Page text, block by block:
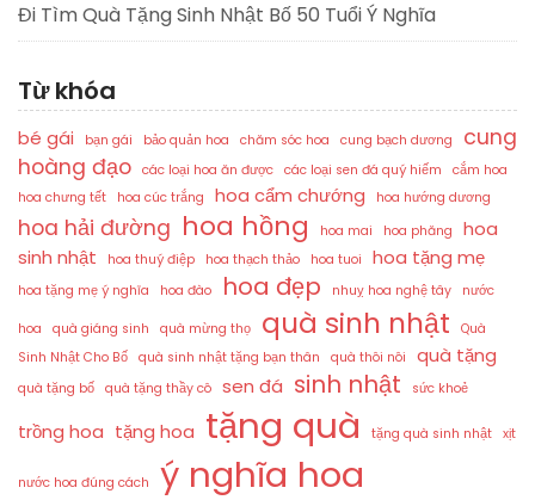
Đi Tìm Quà Tặng Sinh Nhật Bố 50 Tuổi Ý Nghĩa
Từ khóa
bé gái bạn gái bảo quản hoa chăm sóc hoa cung bạch dương
cung
hoàng đạo các loại hoa ăn được các loại sen đá quý hiếm
cắm hoa
hoa chưng tết
hoa cúc trắng hoa cẩm chướng hoa hướng dương
hoa hải đường hoa hồng hoa mai hoa phăng
hoa
sinh nhật
hoa thuý điệp hoa thạch thảo hoa tuoi hoa tặng mẹ
hoa tặng mẹ ý nghĩa hoa đào hoa đẹp nhuỵ hoa nghệ tây nước
hoa quà giáng sinh quà mừng thọ quà sinh nhật
Quà
Sinh Nhật Cho Bố quà sinh nhật tặng bạn thân quà thôi nôi quà tặng
quà tặng bố quà tặng thầy cô sen đá sinh nhật sức khoẻ
trồng hoa tặng hoa tặng quà tặng quà sinh nhật xịt
nước hoa đúng cách ý nghĩa hoa